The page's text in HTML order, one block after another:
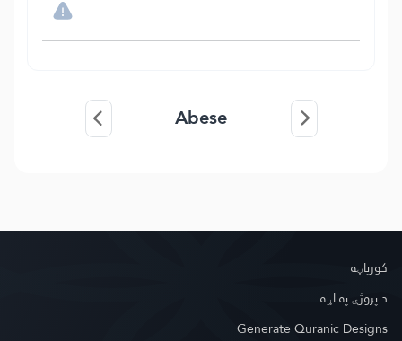
Abese
کور‌پاڼه
د پروژې په اړه
Generate Quranic Designs